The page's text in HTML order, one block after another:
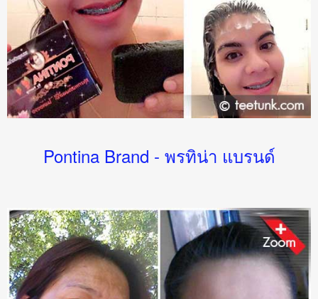
Pontina Brand - พรทิน่า แบรนด์